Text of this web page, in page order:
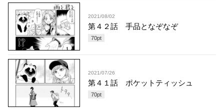
2021/08/02
第４２話 手品となぞなぞ
70pt
2021/07/26
第４１話 ポケットティッシュ
70pt